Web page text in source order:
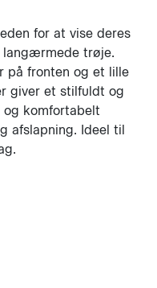
for at vise deres
langærmede trøje.
på fronten og et lille
giver et stilfuldt og
komfortabelt
afslapning. Ideel til